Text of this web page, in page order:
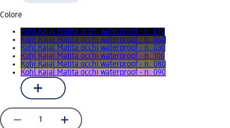
Colore
Kohl Kajal Matita occhi waterproof - n. 010
Kohl Kajal Matita occhi waterproof - n. 040
Kohl Kajal Matita occhi waterproof - n. 030
Kohl Kajal Matita occhi waterproof - n. 100
Kohl Kajal Matita occhi waterproof - n. 080
Kohl Kajal Matita occhi waterproof - n. 090